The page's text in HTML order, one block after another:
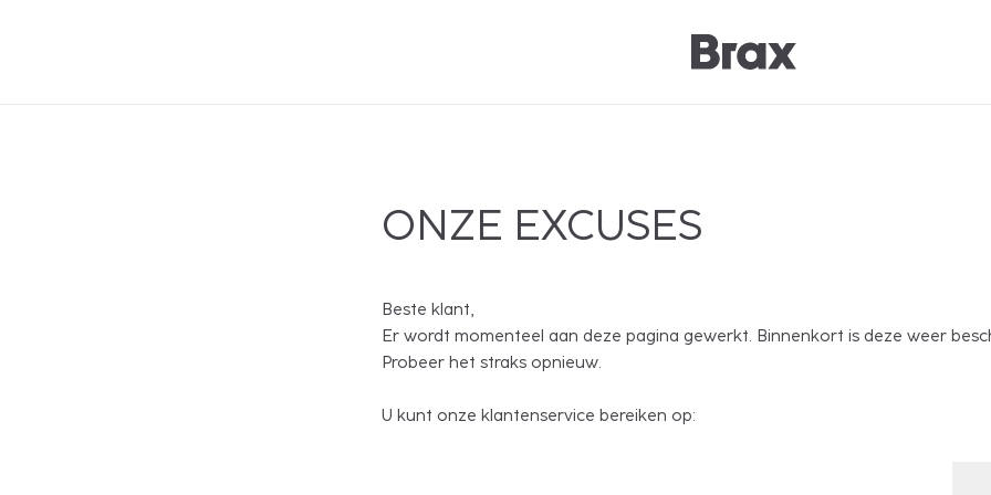
ONZE EXCUSES
Beste klant,
Er wordt momenteel aan deze pagina gewerkt. Binnenkort is deze weer
Probeer het straks opnieuw.
U kunt onze klantenservice bereiken op: